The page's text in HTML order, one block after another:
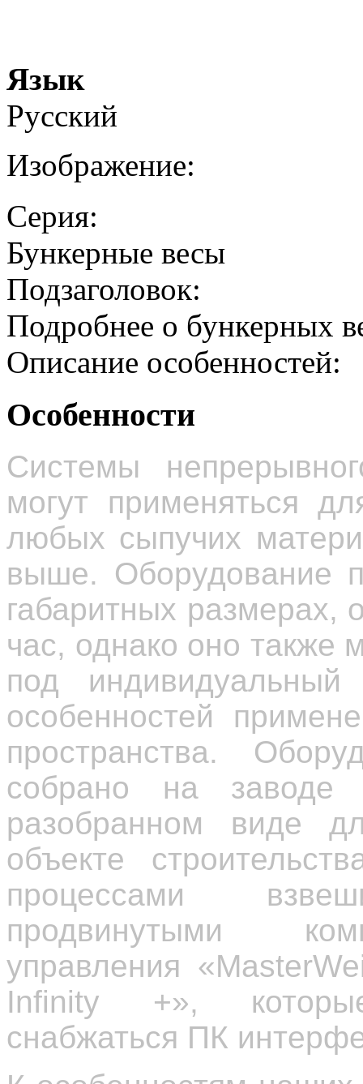
Язык
Русский
Изображение:
Серия:
Бункерные весы
Подзаголовок:
Подробнее о бункерных
Описание особенностей:
Особенности
Системы
могут применяться
любых сыпучих
выше. Оборудование
габаритных размерах,
час, однако оно
под
особенностей
пространства.
собрано на
разобранном виде
объекте
процессами
продвинутыми
управления
Infinity +»,
снабжаться ПК